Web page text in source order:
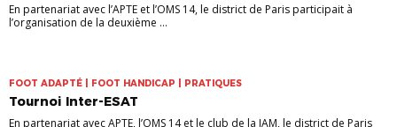
En partenariat avec l’APTE et l’OMS 14, le district de Paris participait à
l’organisation de la deuxième ...
FOOT ADAPTÉ | FOOT HANDICAP | PRATIQUES
Tournoi Inter-ESAT
En partenariat avec APTE, l’OMS 14 et le club de la JAM, le district de Paris